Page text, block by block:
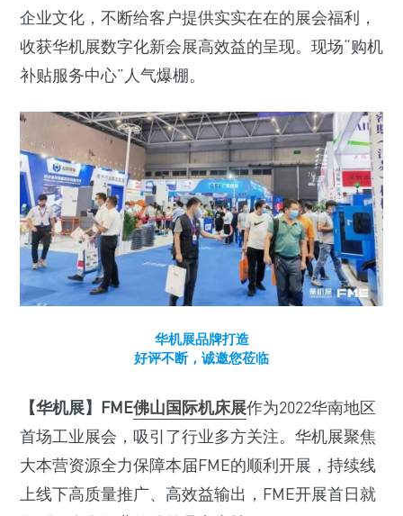
企业文化，不断给客户提供实实在在的展会福利，
收获华机展数字化新会展高效益的呈现。现场“购机
补贴服务中心”人气爆棚。
华机展品牌打造
好评不断，诚邀您莅临
【华机展】FME佛山国际机床展作为2022华南地区
首场工业展会，吸引了行业多方关注。华机展聚焦
大本营资源全力保障本届FME的顺利开展，持续线
上线下高质量推广、高效益输出，FME开展首日就